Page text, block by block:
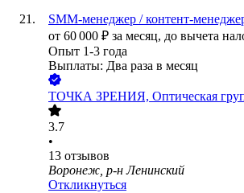
SMM-менеджер / контент-
от 60 000 ₽ за месяц, до вычета
Опыт 1-3 года
Выплаты: Два раза в месяц
ТОЧКА ЗРЕНИЯ, Оптическая
3.7
•
13 отзывов
Воронеж, р-н Ленинский
Откликнуться